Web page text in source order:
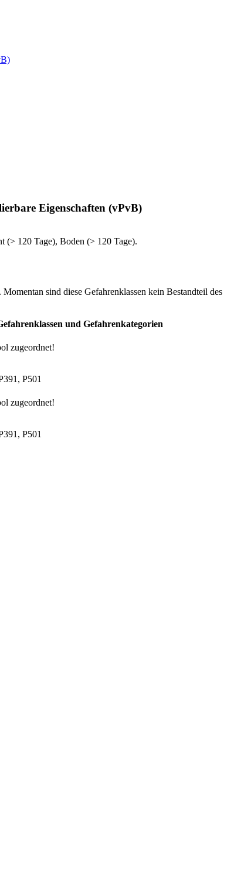
Eigenschaften (vPvB)
(> 120 Tage), Boden (> 120 Tage).
sind diese Gefahrenklassen kein Bestandteil des
und Gefahrenkategorien
zugeordnet!
P501
zugeordnet!
P501